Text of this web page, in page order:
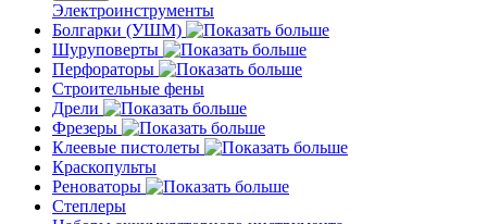
Электроинструменты
Болгарки (УШМ)
Шуруповерты
Перфораторы
Строительные фены
Дрели
Фрезеры
Клеевые пистолеты
Краскопульты
Реноваторы
Степлеры